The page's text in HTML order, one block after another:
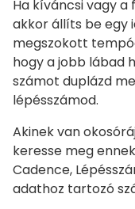
Ha kíváncsi vagy
akkor állíts be egy
megszokott
hogy a jobb lábad
számot duplázd
lépésszámod.
Akinek van
keresse meg
Cadence,
adathoz tartozó